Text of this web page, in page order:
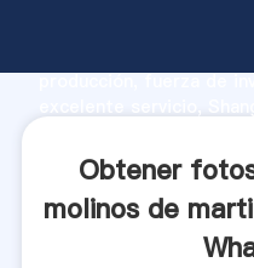
producción, fuerza de
valores a todos los
Obtener
molinos de